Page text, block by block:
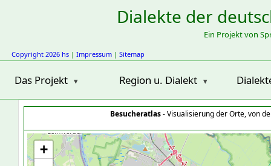
Dialekte der
Ein Projekt von
Copyright 2026 hs | Impressum | Sitemap
Das Projekt Region u. Dialekt
Besucheratlas- Visualisierung der Orte, von
+